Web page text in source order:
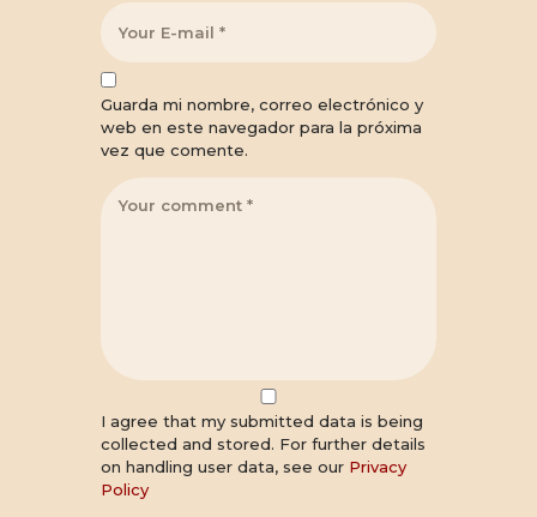
Guarda mi nombre, correo electrónico y
web en este navegador para la próxima
vez que comente.
I agree that my submitted data is being
collected and stored. For further details
on handling user data, see our Privacy
Policy